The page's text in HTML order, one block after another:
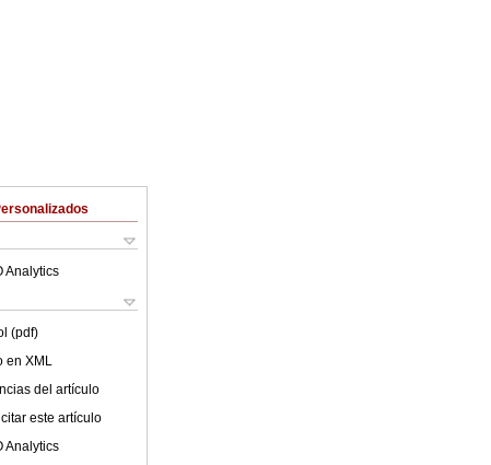
Analytics
(pdf)
en XML
del artículo
este artículo
Analytics